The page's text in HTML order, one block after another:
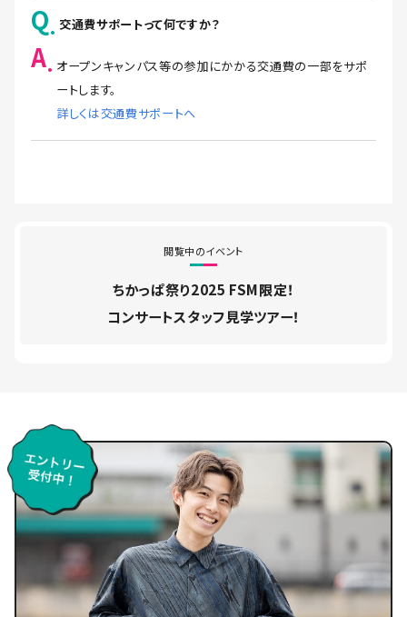
閲覧中のイベント
ちかっぱ祭り2025 FSM限定！
コンサートスタッフ見学ツアー！
Q 交通費サポートって何ですか？
A
オープンキャンパス等の参加にかかる交通費の一部をサポ
ートします。
詳しくは交通費サポートへ